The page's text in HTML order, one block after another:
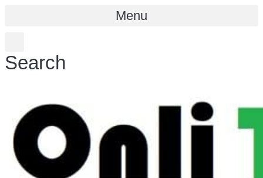
Menu
Search